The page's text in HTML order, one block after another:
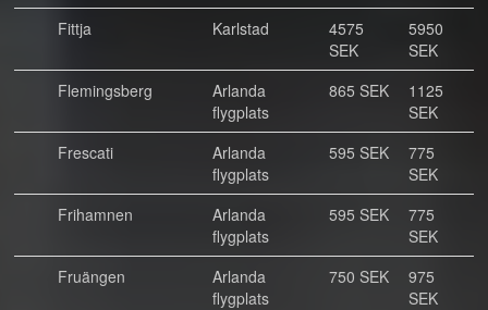
Fittja
Karlstad
4575
SEK
5950
SEK
Flemingsberg
Arlanda
flygplats
865 SEK
1125
SEK
Frescati
Arlanda
flygplats
595 SEK
775
SEK
Frihamnen
Arlanda
flygplats
595 SEK
775
SEK
Fruängen
Arlanda
flygplats
750 SEK
975
SEK